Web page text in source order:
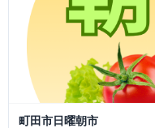
町田市日曜朝市